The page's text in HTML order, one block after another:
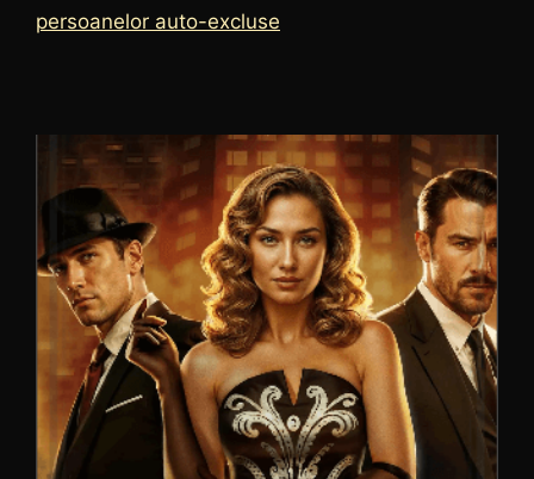
persoanelor auto-excluse